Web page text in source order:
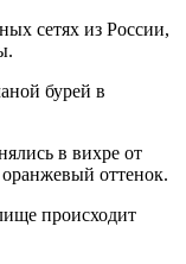
сетях из России,
бурей в
в вихре от
оттенок.
происходит